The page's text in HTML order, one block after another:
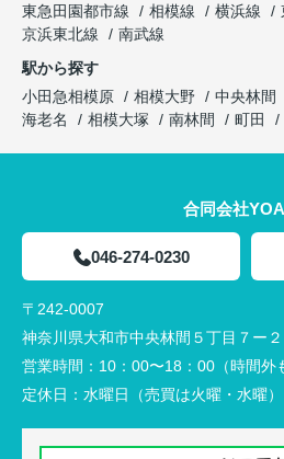
東急田園都市線
相模線 横浜線
京浜東北線
南武線
駅から探す
小田急相模原
相模大野 中央林間
海老名
相模大塚 南林間 町田
合同会社
046-274-0230
〒242-0007
神奈川県大和市中央林間５丁目７ー２
営業時間： 10：00〜18：00（時間外
定休日： 水曜日（売買は火曜・水曜